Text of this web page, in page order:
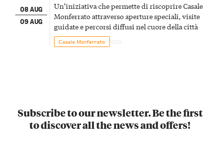
08 AUG
09 AUG
Un’iniziativa che permette di riscoprire Casale
Monferrato attraverso aperture speciali, visite
guidate e percorsi diffusi nel cuore della città
Casale Monferrato
Subscribe to our newsletter. Be the first
to discover all the news and offers!